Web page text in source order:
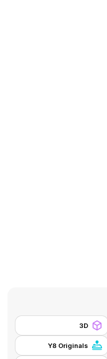
3D
Y8 Originals